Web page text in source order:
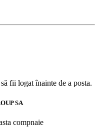
fii logat înainte de a posta.
SA
compnaie